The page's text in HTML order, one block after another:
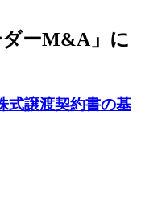
ダーM&A」に
式譲渡契約書の基